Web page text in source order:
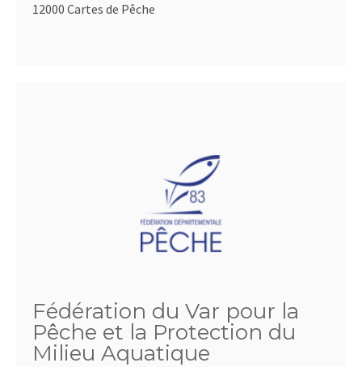
12000 Cartes de Pêche
Fédération du Var pour la
Pêche et la Protection du
Milieu Aquatique